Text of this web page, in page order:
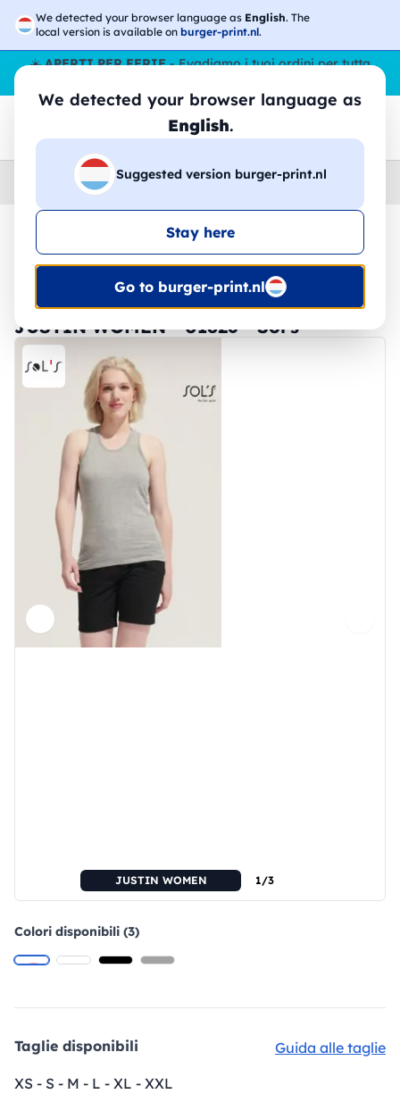
We detected your browser language as English. The
local version is available on burger-print.nl.
We detected your browser language as
English.
Suggested version burger-print.nl
Stay here
Go to burger-print.nl
☀️APERTI PER FERIE- Evadiamo i tuoi ordini per tutta
Canottiere › Donna
🔥 -30% Stampa DTF
JUSTIN WOMEN - 01826 - Sol's
JUSTIN WOMEN 1/3
Colori disponibili (3)
Taglie disponibili
Guida alle taglie
XS - S - M - L - XL - XXL